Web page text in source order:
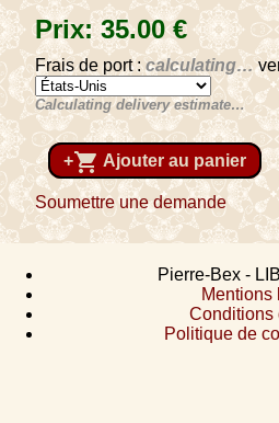
Prix:35.00€
Frais de port :calculating…
Calculating delivery estimate…
+shopping_cart Ajouter au panier
Soumettre une demande
Pierre-Bex -
Mentions
Conditions
Politique de